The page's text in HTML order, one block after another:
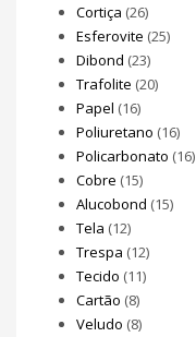
Cortiça (26)
Esferovite (25)
Dibond (23)
Trafolite (20)
Papel (16)
Poliuretano (16)
Policarbonato (16)
Cobre (15)
Alucobond (15)
Tela (12)
Trespa (12)
Tecido (11)
Cartão (8)
Veludo (8)